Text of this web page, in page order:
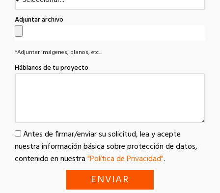
Adjuntar archivo
*Adjuntar imágenes, planos, etc...
Háblanos de tu proyecto
Antes de firmar/enviar su solicitud, lea y acepte
nuestra información básica sobre protección de datos,
contenido en nuestra"Política de Privacidad".
ENVIAR